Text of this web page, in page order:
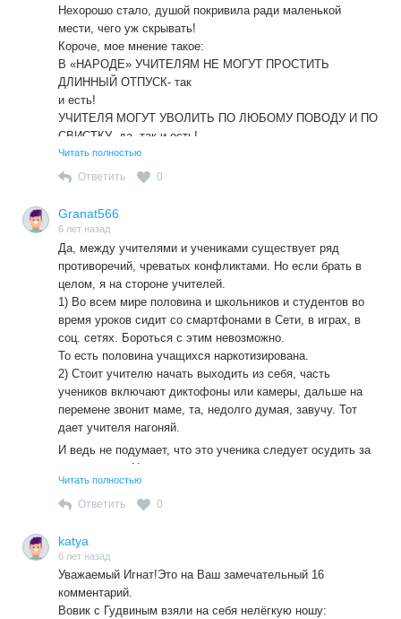
Нехорошо стало, душой покривила ради маленькой
мести, чего уж скрывать!
Короче, мое мнение такое:
В «НАРОДЕ» УЧИТЕЛЯМ НЕ МОГУТ ПРОСТИТЬ
ДЛИННЫЙ ОТПУСК- так
и есть!
УЧИТЕЛЯ МОГУТ УВОЛИТЬ ПО ЛЮБОМУ ПОВОДУ И ПО
СВИСТКУ -да, так и есть!
УЧИТЕЛЕЙ ПОСТОЯННО ПУГАЮТ СУДОМ — да, так и
есть.
Читать полностью
Ответить 0
Granat566
6 лет назад
Да, между учителями и учениками существует ряд
противоречий, чреватых конфликтами. Но если брать в
целом, я на стороне учителей.
1) Во всем мире половина и школьников и студентов во
время уроков сидит со смартфонами в Сети, в играх, в
соц. сетях. Бороться с этим невозможно.
То есть половина учащихся наркотизирована.
2) Стоит учителю начать выходить из себя, часть
учеников включают диктофоны или камеры, дальше на
перемене звонит маме, та, недолго думая, завучу. Тот
дает учителя нагоняй.
И ведь не подумает, что это ученика следует осудить за
стукачество. Население совсем опоганело.
Читать полностью
Ответить 0
katya
6 лет назад
Уважаемый Игнат!Это на Ваш замечательный 16
комментарий.
Вовик с Гудвиным взяли на себя нелёгкую ношу: